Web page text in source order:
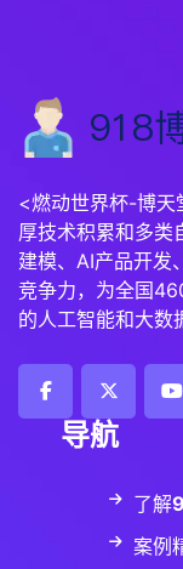
<燃动世界杯-博
厚技术积累和多类
建模、AI产品开发
竞争力，为全国
的人工智能和大数
导航
了解
案例